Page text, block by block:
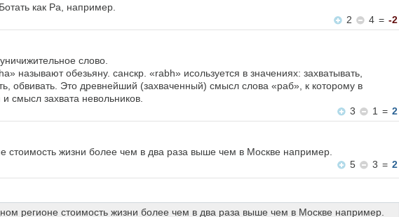
как Ра, например.
2
4 = -2
слово.
называют обезьяну. санскр. «rabh» исользуется в значениях: захватывать,
обвивать. Это древнейший (захваченный) смысл слова «раб», к которому в
смысл захвата невольников.
3
1 = 2
стоимость жизни более чем в два раза выше чем в Москве например.
5
3 = 2
регионе стоимость жизни более чем в два раза выше чем в Москве например.